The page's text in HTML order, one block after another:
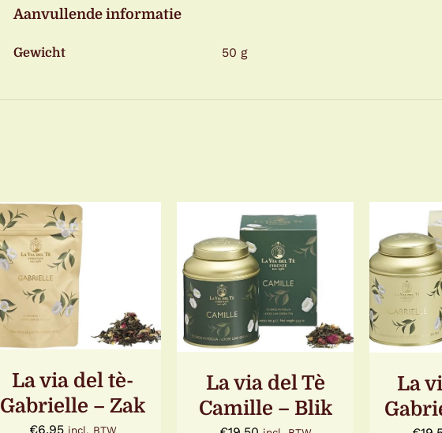
Aanvullende informatie
Gewicht 50 g
TOEVOEGEN AAN
WINKELWAGEN
DETAILS
La via del tè-
Gabrielle – Zak
€6,95 incl. BTW
TOEVOEGEN AAN
WINKELWAGEN
/
DETAILS
La via del Tè
Camille – Blik
La